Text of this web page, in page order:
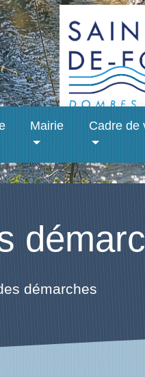
Mairie Cadre de
démarches